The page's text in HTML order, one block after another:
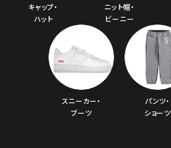
キャップ・
ハット
ニット帽・
ビーニー
スニーカー・
ブーツ
パンツ・
ショーツ